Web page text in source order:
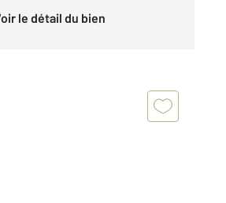
Voir le détail du bien